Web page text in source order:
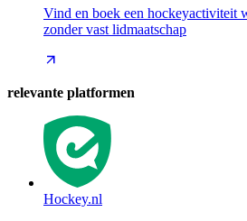
Vind en boek een hockeyactiviteit
zonder vast lidmaatschap
relevante platformen
Hockey.nl